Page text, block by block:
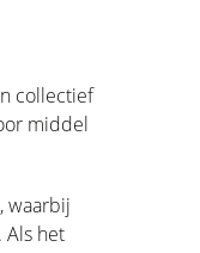
collectief
middel
waarbij
Als het